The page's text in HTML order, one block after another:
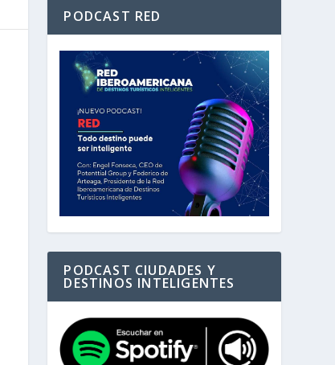
PODCAST RED
PODCAST CIUDADES Y
DESTINOS INTELIGENTES